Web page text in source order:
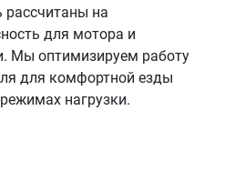
рассчитаны на
для мотора и
Мы оптимизируем работу
для комфортной езды
нагрузки.